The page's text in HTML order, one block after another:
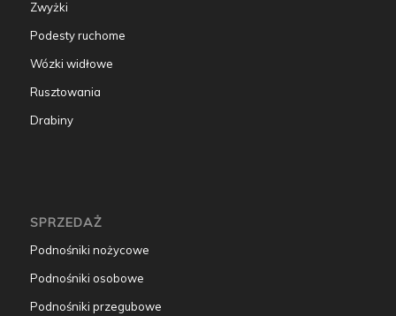
Zwyżki
Podesty ruchome
Wózki widłowe
Rusztowania
Drabiny
SPRZEDAŻ
Podnośniki nożycowe
Podnośniki osobowe
Podnośniki przegubowe